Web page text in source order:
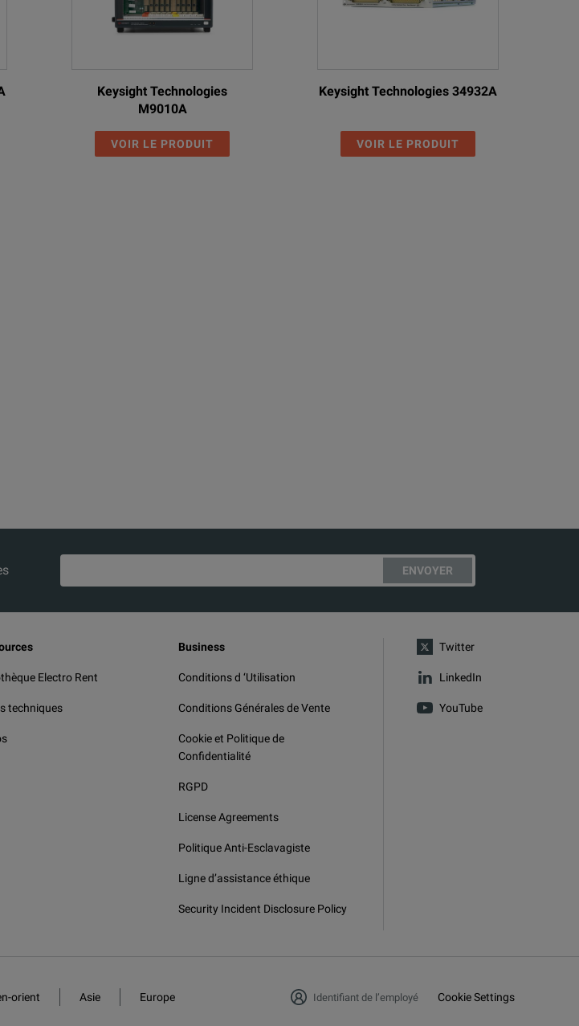
Keysight Technologies
M9010A
VOIR LE PRODUIT
Keysight Technologies 34932A
VOIR LE PRODUIT
ENVOYER
Electro Rent
techniques
Business
Conditions d ‘Utilisation
Conditions Générales de Vente
Cookie et Politique de
Confidentialité
RGPD
License Agreements
Politique Anti-Esclavagiste
Ligne d’assistance éthique
Security Incident Disclosure Policy
Twitter
LinkedIn
YouTube
orient Asie Europe Identifiant de l’employé Cookie Settings